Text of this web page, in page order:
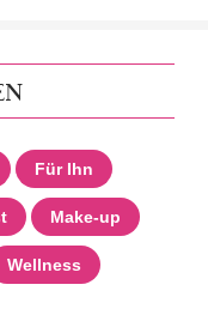
Für Ihn
Make-up
Wellness